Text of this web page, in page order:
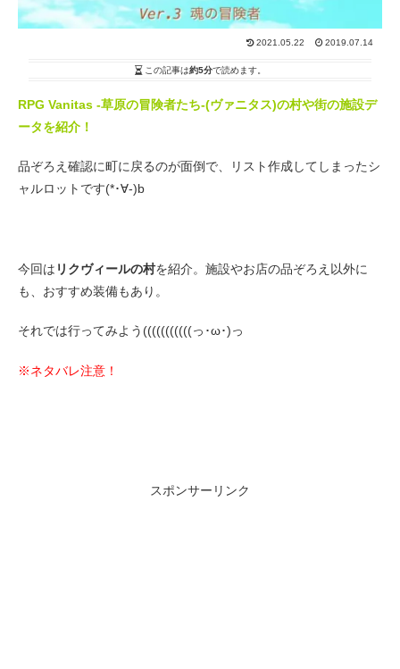
2021.05.22 2019.07.14
この記事は約5分で読めます。
RPG Vanitas -草原の冒険者たち-(ヴァニタス)の村や街の施設デ
ータを紹介！
品ぞろえ確認に町に戻るのが面倒で、リスト作成してしまったシ
ャルロットです(*･∀-)b
今回は リクヴィールの村を紹介。施設やお店の品ぞろえ以外に
も、おすすめ装備もあり。
それでは行ってみよう(((((((((((っ･ω･)っ
※ネタバレ注意！
スポンサーリンク